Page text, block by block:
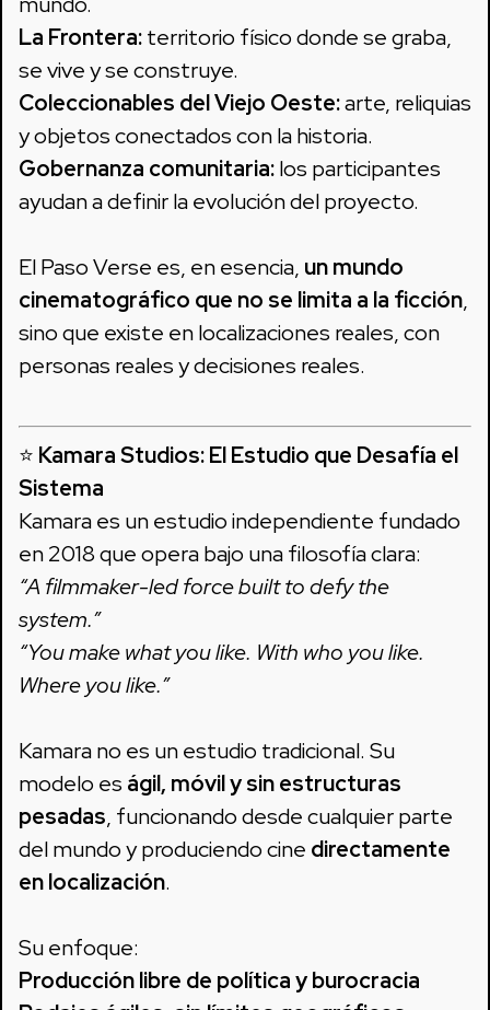
La Frontera:territorio físico donde se graba,
se vive y se construye.
Coleccionables del Viejo Oeste:arte, reliquias
y objetos conectados con la historia.
Gobernanza comunitaria:los participantes
ayudan a definir la evolución del proyecto.
El Paso Verse es, en esencia, un mundo
cinematográfico que no se limita a la ficción,
sino que existe en localizaciones reales, con
personas reales y decisiones reales.
⭐ Kamara Studios: El Estudio que Desafía el
Sistema
Kamara es un estudio independiente fundado
en 2018 que opera bajo una filosofía clara:
“A filmmaker-led force built to defy the
system.”
“You make what you like. With who you like.
Where you like.”
Kamara no es un estudio tradicional. Su
modelo es ágil, móvil y sin estructuras
pesadas, funcionando desde cualquier parte
del mundo y produciendo cine directamente
en localización.
Su enfoque:
Producción libre de política y burocracia